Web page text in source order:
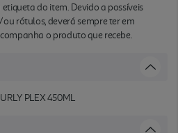
do item. Devido a possíveis
rótulos, deverá sempre ter em
o produto que recebe.
PLEX 450ML